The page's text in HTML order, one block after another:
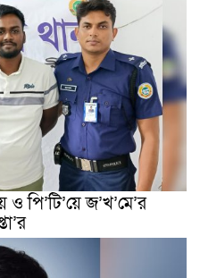
পি’টি’য়ে জ’খ’মে’র